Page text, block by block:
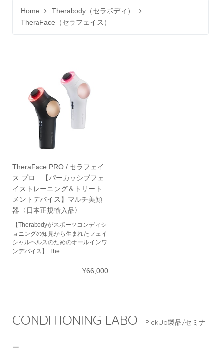
Home
Therabody（セラボディ）
TheraFace（セラフェイス）
TheraFace PRO / セラフェイ
ス プロ 【パーカッシブフェ
イストレーニング＆トリート
メントデバイス】マルチ美顔
器〈日本正規輸入品〉
【Therabodyがスポーツコンディシ
ョニングの知見から生まれたフェイ
シャルヘルスのためのオールインワ
ンデバイス】 The…
¥66,000
CONDITIONING LABO PickUp製品/セミナ
ー